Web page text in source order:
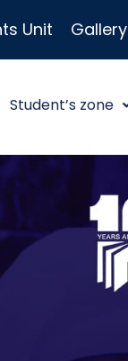
Unit Gallery
Student’s zone